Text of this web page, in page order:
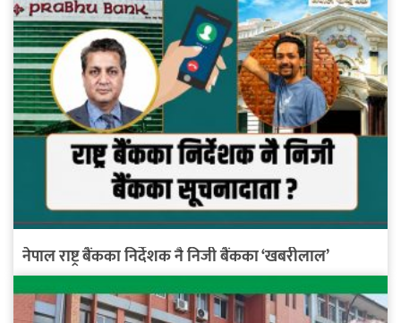
नेपाल राष्ट्र बैंकका निर्देशक नै निजी बैंकका ‘खबरीलाल’